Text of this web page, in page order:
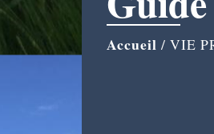
Accueil / VIE